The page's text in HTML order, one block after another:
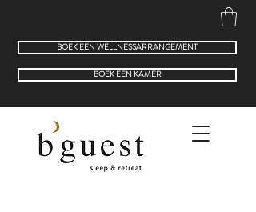
BOEK EEN WELLNESSARRANGEMENT
BOEK EEN KAMER